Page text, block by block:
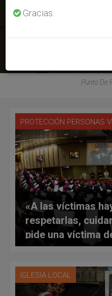
los tribunales civiles,
Punto De
PROTECCIÓN PERSONAS
«A las víctimas
respetarlas,
pide una víctima
IGLESIA LOCAL
Gracias.